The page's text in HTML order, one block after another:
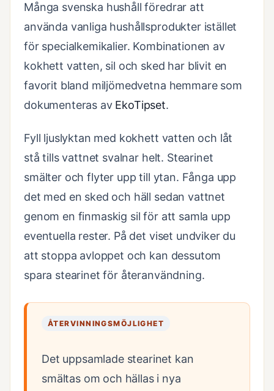
Många svenska hushåll föredrar att
använda vanliga hushållsprodukter istället
för specialkemikalier. Kombinationen av
kokhett vatten, sil och sked har blivit en
favorit bland miljömedvetna hemmare som
dokumenteras av EkoTipset.
Fyll ljuslyktan med kokhett vatten och låt
stå tills vattnet svalnar helt. Stearinet
smälter och flyter upp till ytan. Fånga upp
det med en sked och häll sedan vattnet
genom en finmaskig sil för att samla upp
eventuella rester. På det viset undviker du
att stoppa avloppet och kan dessutom
spara stearinet för återanvändning.
ÅTERVINNINGSMÖJLIGHET
Det uppsamlade stearinet kan
smältas om och hällas i nya